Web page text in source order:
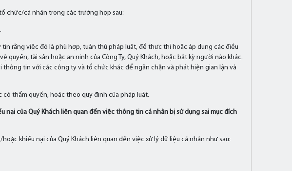
chức/cá nhân trong các trường hợp sau:
tin rằng việc đó là phù hợp, tuân thủ pháp luật, để thực thi hoặc áp dụng các điều
quyền, tài sản hoặc an ninh của Công Ty, Quý Khách, hoặc bất kỳ người nào khác.
tin với các công ty và tổ chức khác để ngăn chặn và phát hiện gian lận và
thẩm quyền, hoặc theo quy định của pháp luật.
nại của Quý Khách liên quan đến việc thông tin cá nhân bị sử dụng sai mục đích
khiếu nại của Quý Khách liên quan đến việc xử lý dữ liệu cá nhân như sau: